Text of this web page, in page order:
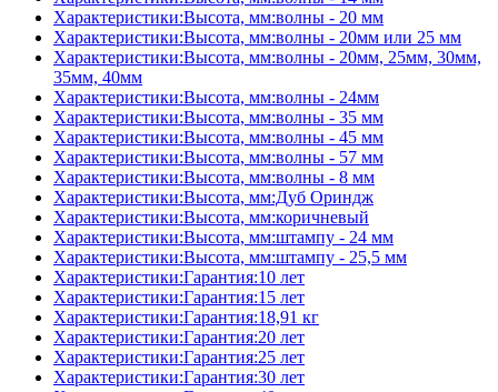
Характеристики:Высота, мм:волны - 20 мм
Характеристики:Высота, мм:волны - 20мм или 25 мм
Характеристики:Высота, мм:волны - 20мм, 25мм, 30мм,
35мм, 40мм
Характеристики:Высота, мм:волны - 24мм
Характеристики:Высота, мм:волны - 35 мм
Характеристики:Высота, мм:волны - 45 мм
Характеристики:Высота, мм:волны - 57 мм
Характеристики:Высота, мм:волны - 8 мм
Характеристики:Высота, мм:Дуб Ориндж
Характеристики:Высота, мм:коричневый
Характеристики:Высота, мм:штампу - 24 мм
Характеристики:Высота, мм:штампу - 25,5 мм
Характеристики:Гарантия:10 лет
Характеристики:Гарантия:15 лет
Характеристики:Гарантия:18,91 кг
Характеристики:Гарантия:20 лет
Характеристики:Гарантия:25 лет
Характеристики:Гарантия:30 лет